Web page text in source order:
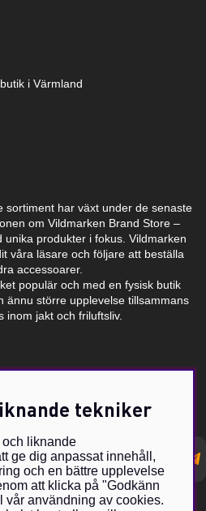
i Värmland
sortiment har växt under de senaste
om Vildmarken Brand Store –
produkter i fokus. Vildmarken
våra läsare och följare att beställa
accessoarer.
populär och med en fysisk butik
ännu större upplevelse tillsammans
inom jakt och friluftsliv.
direkt till din e-post!*
tekniker
liknande
ge dig anpassat innehåll,
och en bättre upplevelse
att klicka på "Godkänn
vår användning av cookies.